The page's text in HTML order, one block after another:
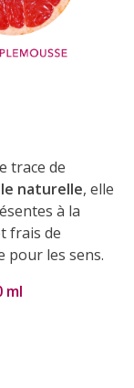
trace de
naturelle, elle
à la
frais de
pour les sens.
ml